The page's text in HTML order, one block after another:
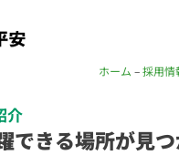
ホーム –採用情
介
できる場所が見